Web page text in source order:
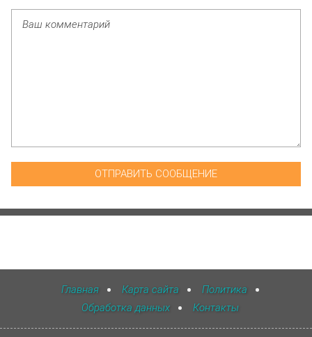
Главная Карта сайта
Политика
Обработка данных
Контакты